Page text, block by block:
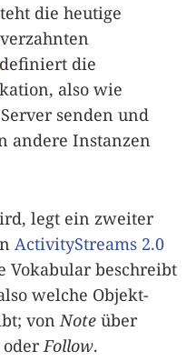
die heutige
definiert die
also wie
senden und
andere Instanzen
legt ein zweiter
ActivityStreams 2.0
Vokabular beschreibt
welche Objekt-
von Note über
oder Follow.